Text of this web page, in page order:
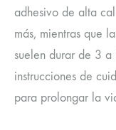
adhesivo de alta
más, mientras que
suelen durar de 3 a
instrucciones de
para prolongar la